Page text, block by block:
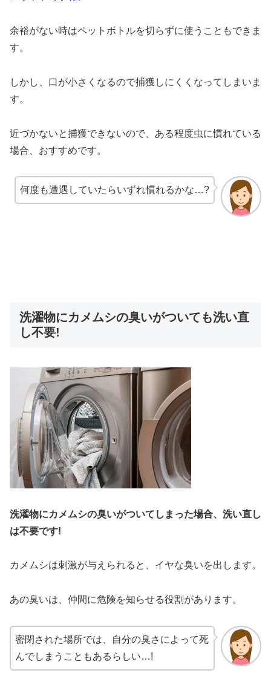
余裕がない時はペットボトルを切らずに使うこともできま
す。
しかし、口が小さくなるので捕獲しにくくなってしまいま
す。
近づかないと捕獲できないので、ある程度虫に慣れている
場合、おすすめです。
何度も遭遇していたらいずれ慣れるかな…?
洗濯物にカメムシの臭いがついても洗い直
し不要!
洗濯物にカメムシの臭いがついてしまった場合、洗い直し
は不要です!
カメムシは刺激が与えられると、イヤな臭いを出します。
あの臭いは、仲間に危険を知らせる役割があります。
密閉された場所では、自分の臭さによって死
んでしまうこともあるらしい…!